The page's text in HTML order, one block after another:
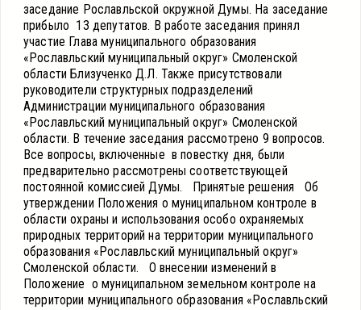
заседание Рославльской окружной Думы. На заседание
прибыло 13 депутатов. В работе заседания принял
участие Глава муниципального образования
«Рославльский муниципальный округ» Смоленской
области Близученко Д.Л. Также присутствовали
руководители структурных подразделений
Администрации муниципального образования
«Рославльский муниципальный округ» Смоленской
области. В течение заседания рассмотрено 9 вопросов.
Все вопросы, включенные в повестку дня, были
предварительно рассмотрены соответствующей
постоянной комиссией Думы. Принятые решения Об
утверждении Положения о муниципальном контроле в
области охраны и использования особо охраняемых
природных территорий на территории муниципального
образования «Рославльский муниципальный округ»
Смоленской области. О внесении изменений в
Положение о муниципальном земельном контроле на
территории муниципального образования «Рославльский